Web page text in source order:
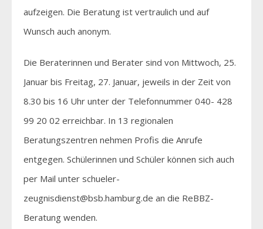
aufzeigen. Die Beratung ist vertraulich und auf
Wunsch auch anonym.
Die Beraterinnen und Berater sind von Mittwoch, 25.
Januar bis Freitag, 27. Januar, jeweils in der Zeit von
8.30 bis 16 Uhr unter der Telefonnummer 040- 428
99 20 02 erreichbar. In 13 regionalen
Beratungszentren nehmen Profis die Anrufe
entgegen. Schülerinnen und Schüler können sich auch
per Mail unter schueler-
zeugnisdienst@bsb.hamburg.de an die ReBBZ-
Beratung wenden.